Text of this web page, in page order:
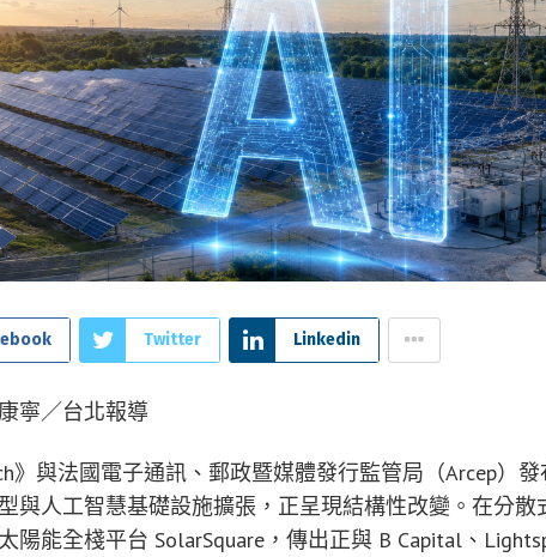
Twitter Linkedin
寧／台北報導
》與法國電子通訊、郵政暨媒體發行監管局（Arcep）
與人工智慧基礎設施擴張，正呈現結構性改變。在分
陽能全棧平台 SolarSquare，傳出正與 B Capital、